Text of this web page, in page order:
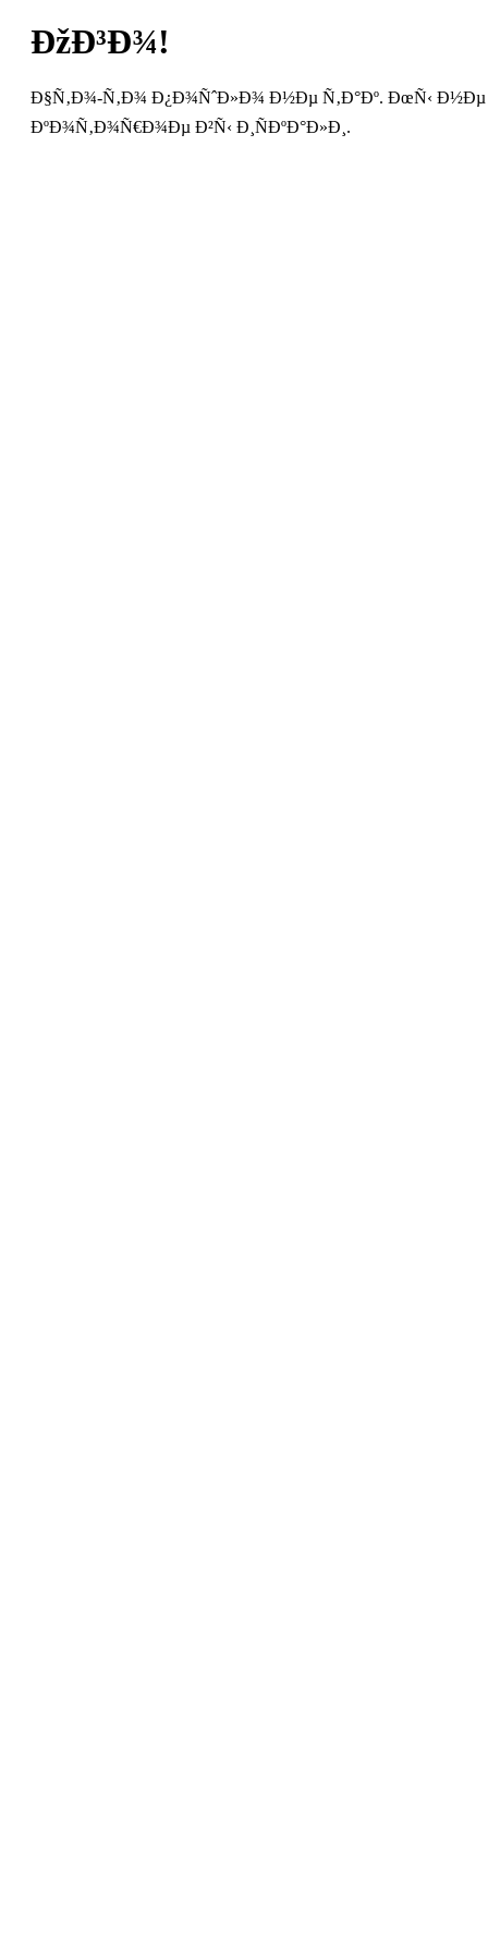
ÐžÐ³Ð¾!
Ð§Ñ‚Ð¾-Ñ‚Ð¾ Ð¿Ð¾ÑˆÐ»Ð¾ Ð½Ðµ Ñ‚Ð°Ðº. ÐœÑ‹
ÐºÐ¾Ñ‚Ð¾Ñ€Ð¾Ðµ Ð²Ñ‹ Ð¸ÑÐºÐ°Ð»Ð¸.